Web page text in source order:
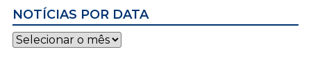
NOTÍCIAS POR DATA
Notícias
por